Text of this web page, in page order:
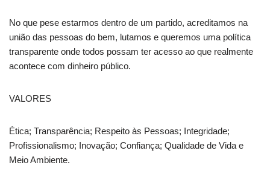
No que pese estarmos dentro de um partido, acreditamos na
união das pessoas do bem, lutamos e queremos uma política
transparente onde todos possam ter acesso ao que realmente
acontece com dinheiro público.
VALORES
Ética; Transparência; Respeito às Pessoas; Integridade;
Profissionalismo; Inovação; Confiança; Qualidade de Vida e
Meio Ambiente.